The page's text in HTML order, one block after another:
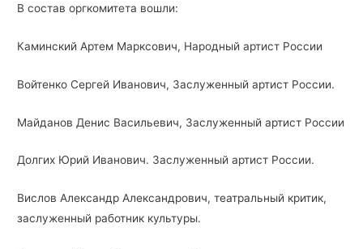
В состав оргкомитета вошли:
Каминский Артем Марксович, Народный артист России
Войтенко Сергей Иванович, Заслуженный артист России.
Майданов Денис Васильевич, Заслуженный артист России
Долгих Юрий Иванович. Заслуженный артист России.
Вислов Александр Александрович, театральный критик,
заслуженный работник культуры.